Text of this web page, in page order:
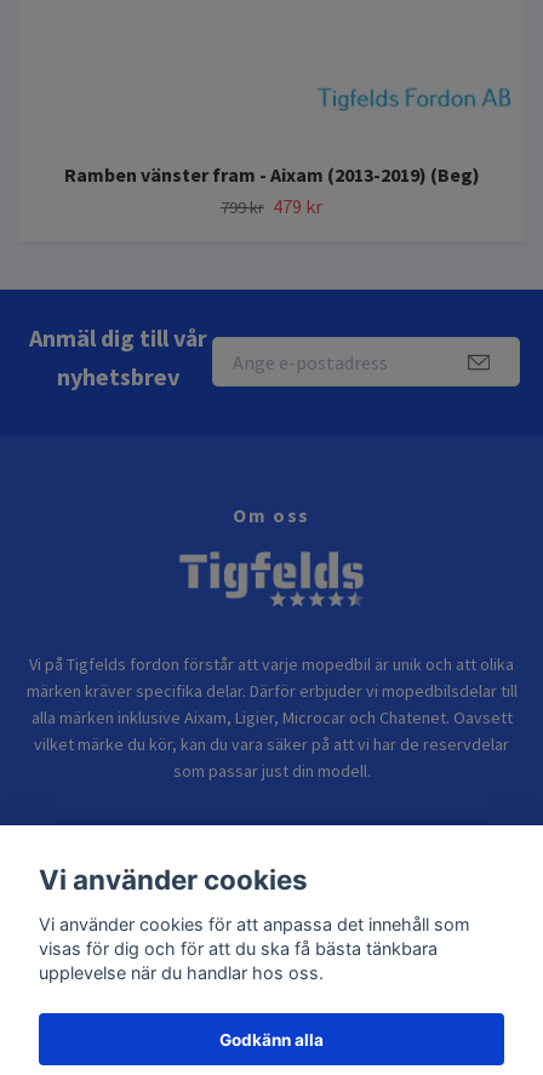
Ramben vänster fram - Aixam (2013-2019) (Beg)
799 kr 479 kr
Anmäl dig till vår
nyhetsbrev
Om oss
Vi på Tigfelds fordon förstår att varje mopedbil är unik och att olika
märken kräver specifika delar. Därför erbjuder vi mopedbilsdelar till
alla märken inklusive Aixam, Ligier, Microcar och Chatenet. Oavsett
vilket märke du kör, kan du vara säker på att vi har de reservdelar
som passar just din modell.
Sidor
Vi använder cookies
Vi använder cookies för att anpassa det innehåll som
visas för dig och för att du ska få bästa tänkbara
upplevelse när du handlar hos oss.
Godkänn alla